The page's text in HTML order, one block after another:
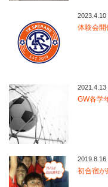
2023.4.10
体験会開
2021.4.13
GW各学
2019.8.16
初合宿が